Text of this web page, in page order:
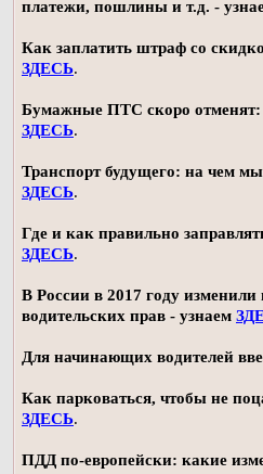
платежи, пошлины и т.д. -
Как заплатить штраф со
ЗДЕСЬ.
Бумажные ПТС скоро отменят:
ЗДЕСЬ.
Транспорт будущего: на чем мы
ЗДЕСЬ.
Где и как правильно
ЗДЕСЬ.
В России в 2017 году
водительских прав - узнаем
Для начинающих водителей
Как парковаться, чтобы не
ЗДЕСЬ.
ПДД по-европейски: какие